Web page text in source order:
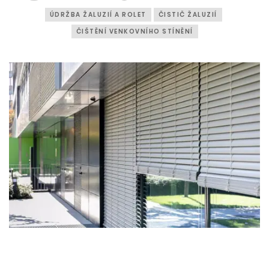
ÚDRŽBA ŽALUZIÍ A ROLET
ČISTIČ ŽALUZIÍ
ČIŠTĚNÍ VENKOVNÍHO STÍNĚNÍ